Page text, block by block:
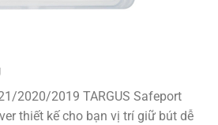
2020/2019 TARGUS Safeport
thiết kế cho bạn vị trí giữ bút dễ